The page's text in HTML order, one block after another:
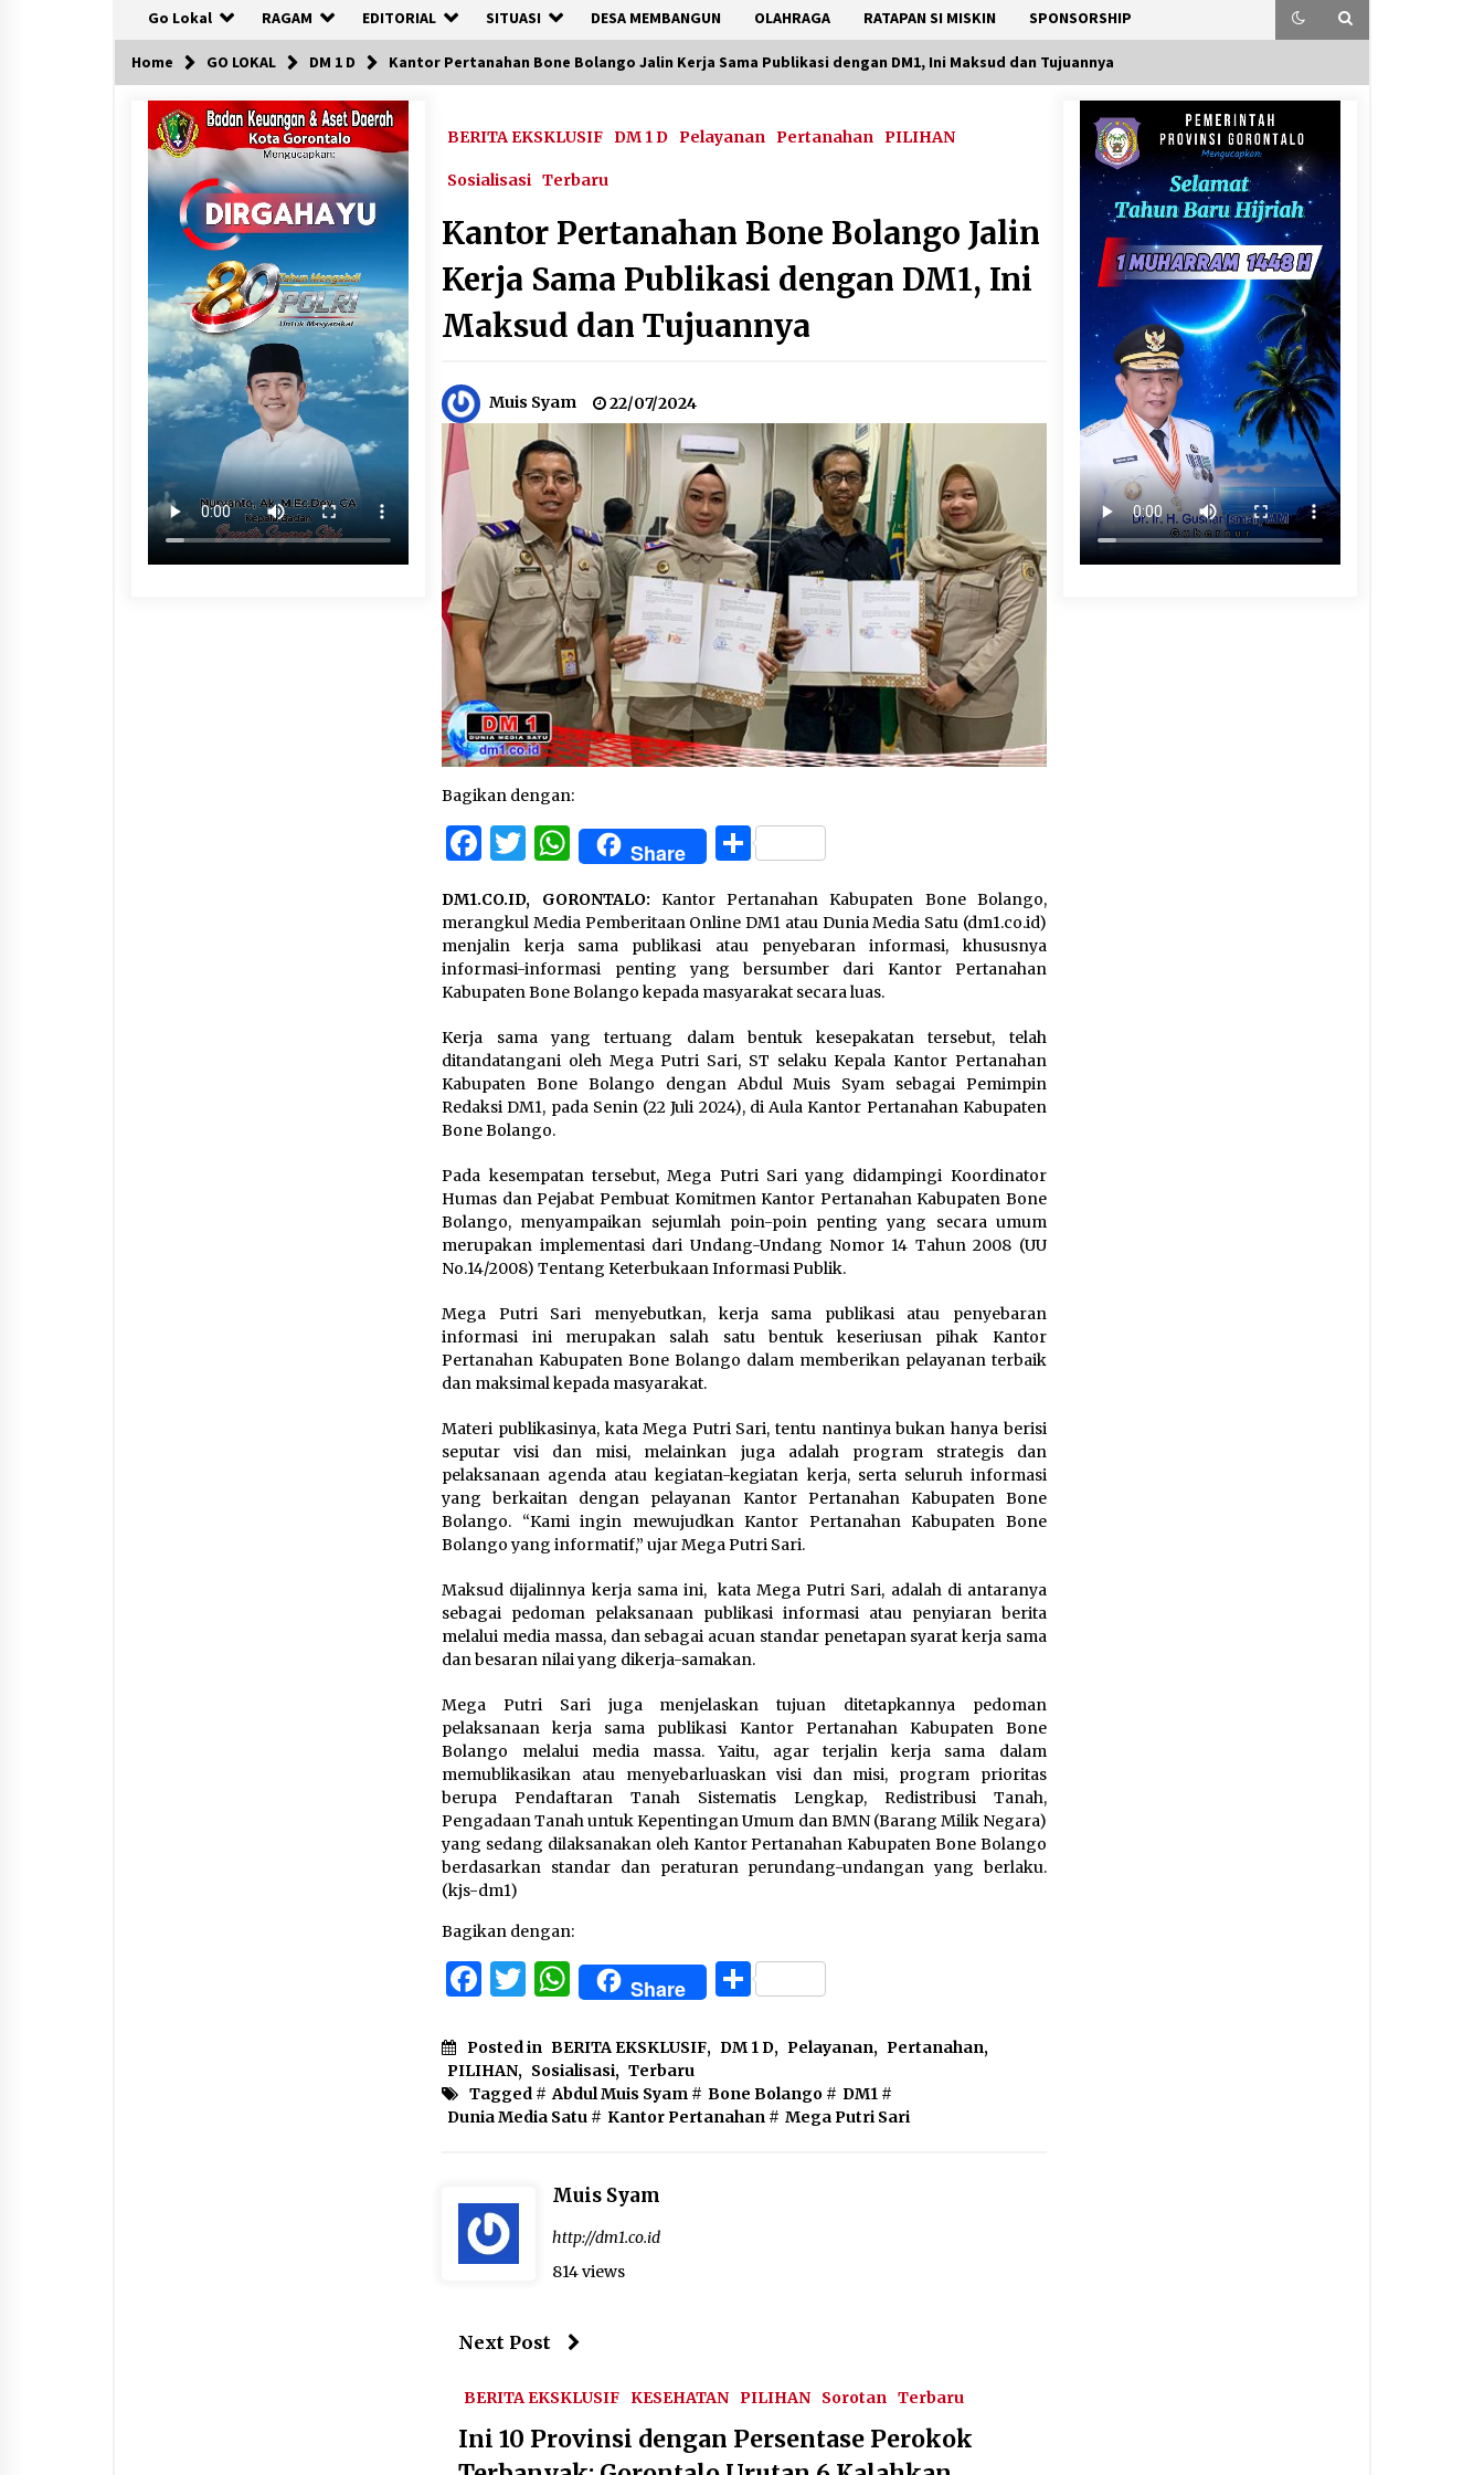
Go Lokal RAGAM EDITORIAL SITUASI DESA MEMBANGUN OLAHRAGA RATAPAN SI MISKIN SPONSORSHIP
Home GO LOKAL DM 1 D Kantor Pertanahan Bone Bolango Jalin Kerja Sama Publikasi dengan DM1, Ini Maksud dan Tujuannya
BERITA EKSKLUSIF DM 1 D Pelayanan Pertanahan PILIHAN
Sosialisasi Terbaru
Kantor Pertanahan Bone Bolango Jalin
Kerja Sama Publikasi dengan DM1, Ini
Maksud dan Tujuannya
Muis Syam 22/07/2024
Bagikan dengan:
Facebook
Twitter
WhatsApp
Share Share
DM1.CO.ID, GORONTALO: Kantor Pertanahan Kabupaten Bone Bolango,
merangkul Media Pemberitaan Online DM1 atau Dunia Media Satu (dm1.co.id)
menjalin kerja sama publikasi atau penyebaran informasi, khususnya
informasi-informasi penting yang bersumber dari Kantor Pertanahan
Kabupaten Bone Bolango kepada masyarakat secara luas.
Kerja sama yang tertuang dalam bentuk kesepakatan tersebut, telah
ditandatangani oleh Mega Putri Sari, ST selaku Kepala Kantor Pertanahan
Kabupaten Bone Bolango dengan Abdul Muis Syam sebagai Pemimpin
Redaksi DM1, pada Senin (22 Juli 2024), di Aula Kantor Pertanahan Kabupaten
Bone Bolango.
Pada kesempatan tersebut, Mega Putri Sari yang didampingi Koordinator
Humas dan Pejabat Pembuat Komitmen Kantor Pertanahan Kabupaten Bone
Bolango, menyampaikan sejumlah poin-poin penting yang secara umum
merupakan implementasi dari Undang-Undang Nomor 14 Tahun 2008 (UU
No.14/2008) Tentang Keterbukaan Informasi Publik.
Mega Putri Sari menyebutkan, kerja sama publikasi atau penyebaran
informasi ini merupakan salah satu bentuk keseriusan pihak Kantor
Pertanahan Kabupaten Bone Bolango dalam memberikan pelayanan terbaik
dan maksimal kepada masyarakat.
Materi publikasinya, kata Mega Putri Sari, tentu nantinya bukan hanya berisi
seputar visi dan misi, melainkan juga adalah program strategis dan
pelaksanaan agenda atau kegiatan-kegiatan kerja, serta seluruh informasi
yang berkaitan dengan pelayanan Kantor Pertanahan Kabupaten Bone
Bolango. “Kami ingin mewujudkan Kantor Pertanahan Kabupaten Bone
Bolango yang informatif,” ujar Mega Putri Sari.
Maksud dijalinnya kerja sama ini, kata Mega Putri Sari, adalah di antaranya
sebagai pedoman pelaksanaan publikasi informasi atau penyiaran berita
melalui media massa, dan sebagai acuan standar penetapan syarat kerja sama
dan besaran nilai yang dikerja-samakan.
Mega Putri Sari juga menjelaskan tujuan ditetapkannya pedoman
pelaksanaan kerja sama publikasi Kantor Pertanahan Kabupaten Bone
Bolango melalui media massa. Yaitu, agar terjalin kerja sama dalam
memublikasikan atau menyebarluaskan visi dan misi, program prioritas
berupa Pendaftaran Tanah Sistematis Lengkap, Redistribusi Tanah,
Pengadaan Tanah untuk Kepentingan Umum dan BMN (Barang Milik Negara)
yang sedang dilaksanakan oleh Kantor Pertanahan Kabupaten Bone Bolango
berdasarkan standar dan peraturan perundang-undangan yang berlaku.
(kjs-dm1)
Bagikan dengan:
Facebook
Twitter
WhatsApp
Share Share
Posted in BERITA EKSKLUSIF, DM 1 D, Pelayanan, Pertanahan,
PILIHAN, Sosialisasi, Terbaru
Tagged # Abdul Muis Syam # Bone Bolango # DM1 #
Dunia Media Satu # Kantor Pertanahan # Mega Putri Sari
Muis Syam
http://dm1.co.id
814 views
Next Post
BERITA EKSKLUSIF KESEHATAN PILIHAN Sorotan Terbaru
Ini 10 Provinsi dengan Persentase Perokok